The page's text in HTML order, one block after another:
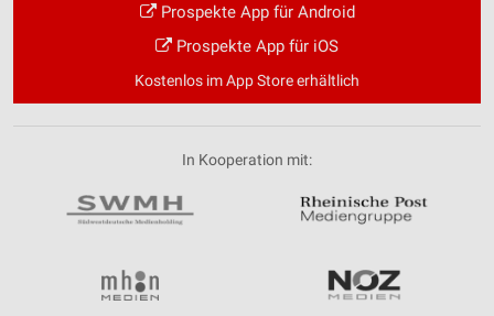
Prospekte App für Android
Prospekte App für iOS
Kostenlos im App Store erhältlich
In Kooperation mit: